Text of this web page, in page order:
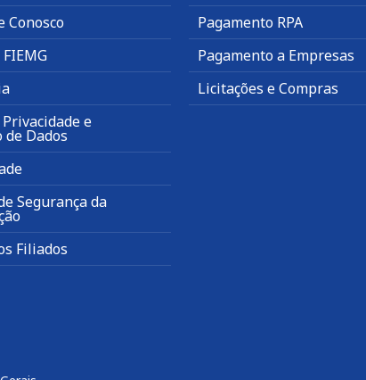
Conosco
e
de Dados
Segurança da
Filiados
Pagamento RPA
Pagamento a Empresas
Licitações e Compras